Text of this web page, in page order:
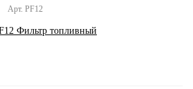
Арт. PF12
Фильтр топливный